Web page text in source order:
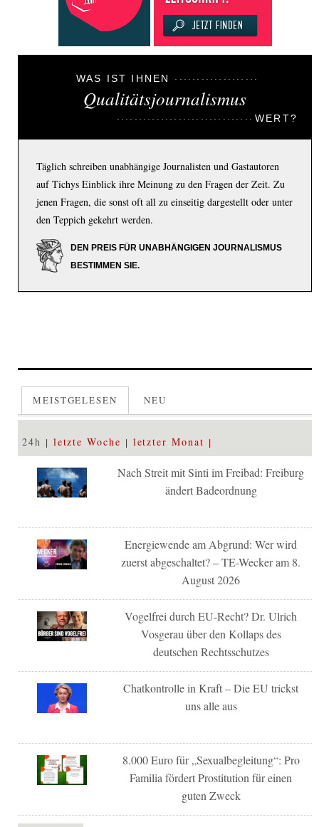
WAS IST IHNEN
Qualitätsjournalismus
WERT?
Täglich schreiben unabhängige Journalisten und Gastautoren
auf Tichys Einblick ihre Meinung zu den Fragen der Zeit. Zu
jenen Fragen, die sonst oft all zu einseitig dargestellt oder unter
den Teppich gekehrt werden.
DEN PREIS FÜR UNABHÄNGIGEN JOURNALISMUS
BESTIMMEN SIE.
MEISTGELESEN NEU
24h letzte Woche letzter Monat
Nach Streit mit Sinti im Freibad: Freiburg
ändert Badeordnung
Energiewende am Abgrund: Wer wird
zuerst abgeschaltet? – TE-Wecker am 8.
August 2026
Vogelfrei durch EU-Recht? Dr. Ulrich
Vosgerau über den Kollaps des
deutschen Rechtsschutzes
Chatkontrolle in Kraft – Die EU trickst
uns alle aus
8.000 Euro für „Sexualbegleitung“: Pro
Familia fördert Prostitution für einen
guten Zweck